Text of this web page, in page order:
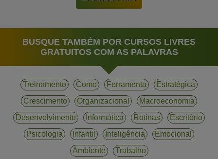
BUSQUE TAMBÉM POR CURSOS LIVRES
GRATUITOS COM AS PALAVRAS
Treinamento Como Ferramenta
Estratégica
Crescimento
Organizacional
Macroeconomia
Desenvolvimento
Informática Rotinas
Escritório
Psicologia
Infantil Inteligência
Emocional
Ambiente
Trabalho